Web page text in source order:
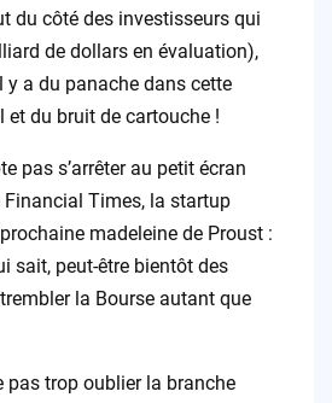
du côté des investisseurs qui
de dollars en évaluation),
y a du panache dans cette
et du bruit de cartouche !
pas s’arrêter au petit écran
Financial Times, la startup
madeleine de Proust :
sait, peut-être bientôt des
la Bourse autant que
pas trop oublier la branche